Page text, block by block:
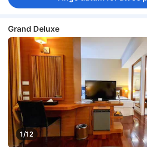
Grand Deluxe
1/12